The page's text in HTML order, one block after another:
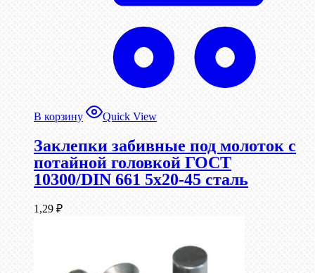
В корзину Quick View
Заклепки забивные под молоток с
потайной головкой ГОСТ
10300/DIN 661 5х20-45 сталь
1,29 ₽